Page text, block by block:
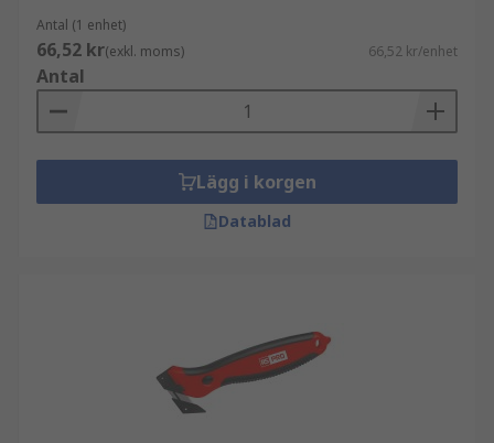
Antal (1 enhet)
66,52 kr(exkl. moms) 66,52 kr/enhet
Antal
Lägg i korgen
Datablad